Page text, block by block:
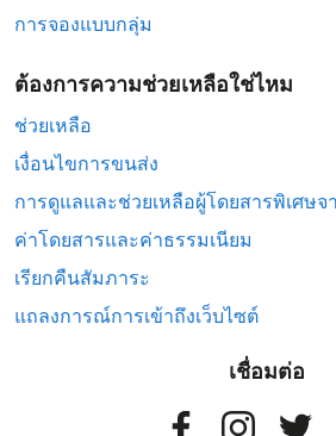
การจองแบบกลุ่ม
ต้องการความช่วยเหลือใช่ไหม
ช่วยเหลือ
เงื่อนไขการขนส่ง
การดูแลและช่วยเหลือผู้โดยสารพิเศษจ
ค่าโดยสารและค่าธรรมเนียม
เรียกคืนสัมภาระ
แถลงการณ์การเข้าถึงเว็บไซต์
เชื่อมต่อ